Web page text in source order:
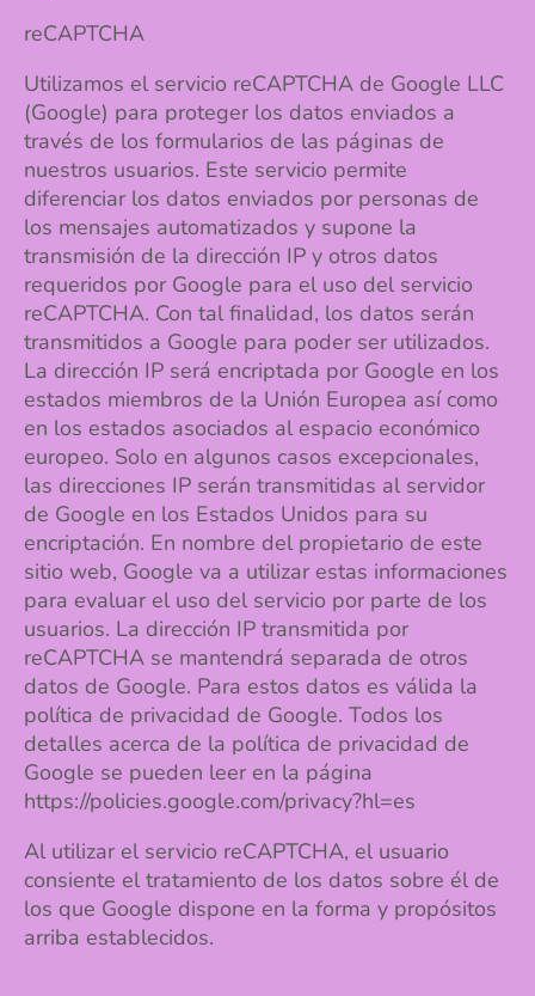
reCAPTCHA
Utilizamos el servicio reCAPTCHA de Google LLC
(Google) para proteger los datos enviados a
través de los formularios de las páginas de
nuestros usuarios. Este servicio permite
diferenciar los datos enviados por personas de
los mensajes automatizados y supone la
transmisión de la dirección IP y otros datos
requeridos por Google para el uso del servicio
reCAPTCHA. Con tal finalidad, los datos serán
transmitidos a Google para poder ser utilizados.
La dirección IP será encriptada por Google en los
estados miembros de la Unión Europea así como
en los estados asociados al espacio económico
europeo. Solo en algunos casos excepcionales,
las direcciones IP serán transmitidas al servidor
de Google en los Estados Unidos para su
encriptación. En nombre del propietario de este
sitio web, Google va a utilizar estas informaciones
para evaluar el uso del servicio por parte de los
usuarios. La dirección IP transmitida por
reCAPTCHA se mantendrá separada de otros
datos de Google. Para estos datos es válida la
política de privacidad de Google. Todos los
detalles acerca de la política de privacidad de
Google se pueden leer en la página
https://policies.google.com/privacy?hl=es
Al utilizar el servicio reCAPTCHA, el usuario
consiente el tratamiento de los datos sobre él de
los que Google dispone en la forma y propósitos
arriba establecidos.